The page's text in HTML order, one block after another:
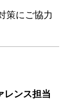
策にご協力
ンス担当